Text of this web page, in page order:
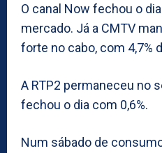
O canal Now fechou o
mercado. Já a CMTV
forte no cabo, com 4,7%
A RTP2 permaneceu no
fechou o dia com 0,6%.
Num sábado de